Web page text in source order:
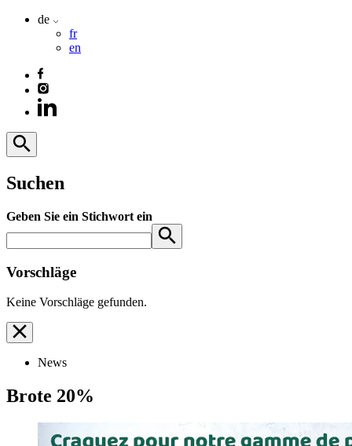
de
fr
en
Suchen
Geben Sie ein Stichwort ein
Vorschläge
Keine Vorschläge gefunden.
News
Brote 20%